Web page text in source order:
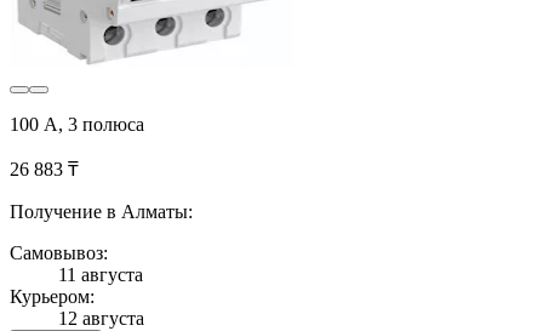
100 А, 3 полюса
26 883 ₸
Получение в Алматы:
Самовывоз:
11 августа
Курьером:
12 августа